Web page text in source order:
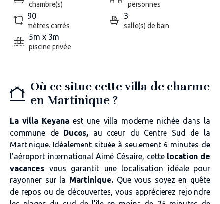
chambre(s) personnes
90
mètres carrés
3
salle(s) de bain
5m x 3m
piscine privée
Où ce situe cette villa de charme
en Martinique ?
La villa Keyanaest une villa moderne nichée dans la
commune deDucos, au cœur du Centre Sud de la
Martinique. Idéalement située à seulement 6 minutes de
l’aéroport international Aimé Césaire, cette location de
vacances vous garantit une localisation idéale pour
rayonner sur la Martinique.Que vous soyez en quête
de repos ou de découvertes, vous apprécierez rejoindre